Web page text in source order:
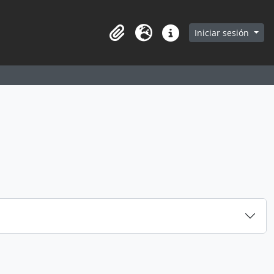
in browse page
Portapapeles
Idioma Enlaces rápidos
Iniciar sesión